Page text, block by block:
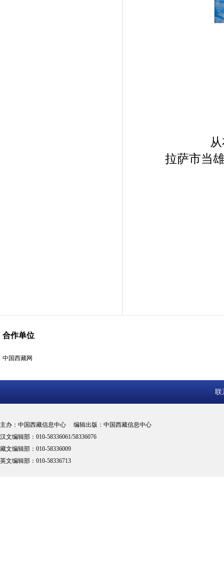
拉萨市当
合作单位
中国西藏网
联
主办：中国西藏信息中心 编辑出版：中国西藏信息中心
汉文编辑部：010-58336061/58336076
藏文编辑部：010-58336009
英文编辑部：010-58336713